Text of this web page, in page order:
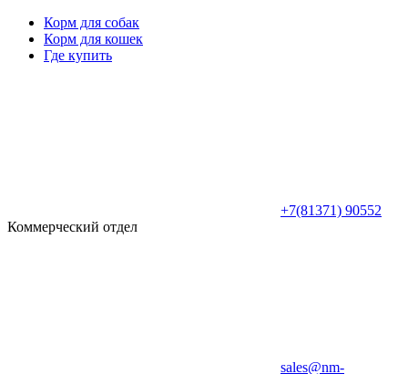
Корм для собак
Корм для кошек
Где купить
+7(81371) 90552
Коммерческий отдел
sales@nm-